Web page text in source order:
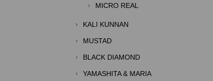
MICRO REAL
KALI KUNNAN
MUSTAD
BLACK DIAMOND
YAMASHITA & MARIA